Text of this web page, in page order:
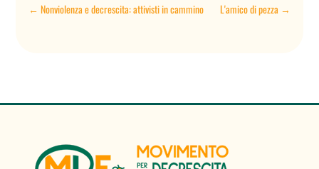
←Nonviolenza e decrescita: attivisti in cammino L'amico di pezza →